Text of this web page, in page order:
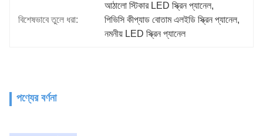
বিশেষভাবে তুলে ধরা:
আঠালো স্টিকার LED স্ক্রিন প্যানেল,
পিভিসি কীপ্যাড বোতাম এলইডি স্ক্রিন প্যানেল,
নমনীয় LED স্ক্রিন প্যানেল
পণ্যের বর্ণনা